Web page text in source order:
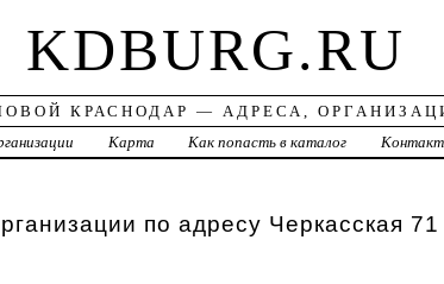
KDBURG.RU
КРАСНОДАР — АДРЕСА,
Карта Как попасть в каталог
по адресу Черкасская 71